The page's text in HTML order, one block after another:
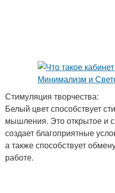
Стимуляция творчества:
Белый цвет способствует
мышления. Это открытое и
создает благоприятные
а также способствует
работе.